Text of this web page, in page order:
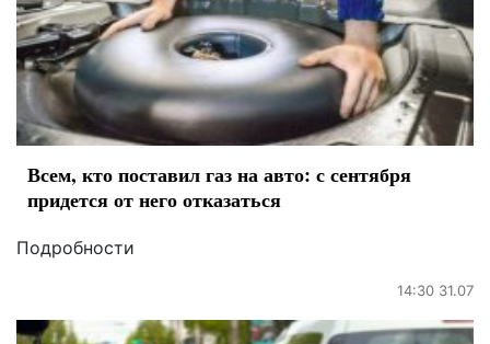
Всем, кто поставил газ на авто: с сентября
придется от него отказаться
Подробности
14:30 31.07